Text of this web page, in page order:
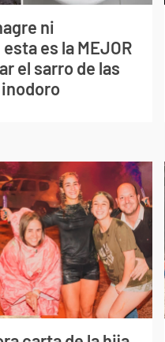
ni
es la MEJOR
el sarro de las